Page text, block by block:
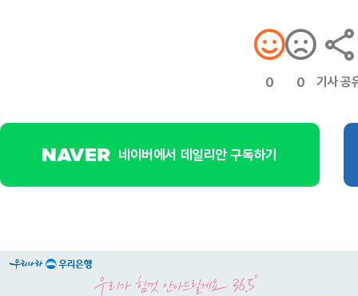
0 0 기사 공
네이버에서 데일리안 구독하기